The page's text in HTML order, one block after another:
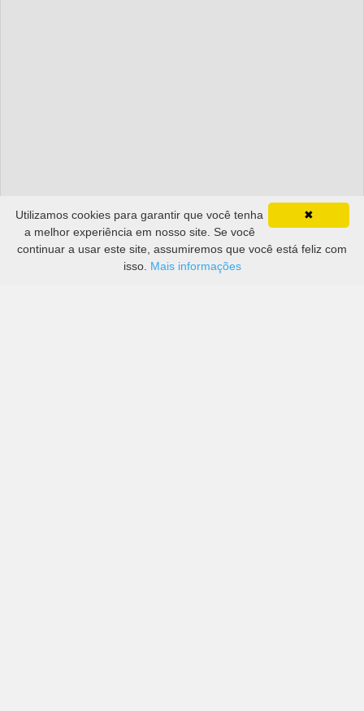
✖
Utilizamos cookies para garantir que você tenha
a melhor experiência em nosso site. Se você
continuar a usar este site, assumiremos que você está feliz com
isso. Mais informações